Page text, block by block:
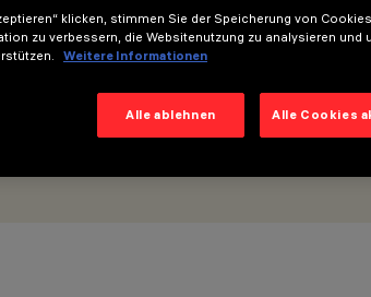
klicken, stimmen Sie der Speicherung von
zu verbessern, die Websitenutzung zu analysieren und
Weitere Informationen
Alle ablehnen Alle Cookies